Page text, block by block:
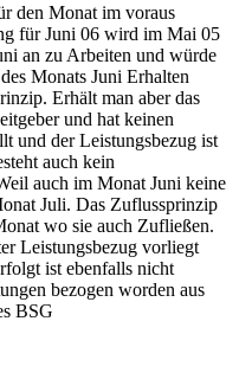
den Monat im voraus
für Juni 06 wird im Mai 05
an zu Arbeiten und würde
Monats Juni Erhalten
Erhält man aber das
und hat keinen
und der Leistungsbezug ist
auch kein
auch im Monat Juni keine
Juli. Das Zuflussprinzip
wo sie auch Zufließen.
Leistungsbezug vorliegt
ist ebenfalls nicht
bezogen worden aus
BSG